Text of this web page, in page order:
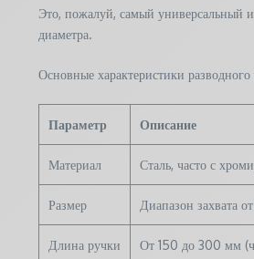
Это, пожалуй, самый универсальный и
диаметра.
Основные характеристики разводного
Параметр Описание
Материал Сталь, часто с
Размер Диапазон захвата
Длина ручки От 150 до 300 мм